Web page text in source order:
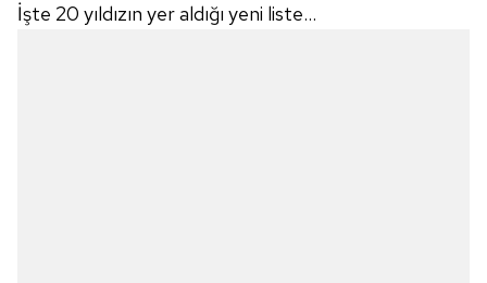
İşte 20 yıldızın yer aldığı yeni liste...